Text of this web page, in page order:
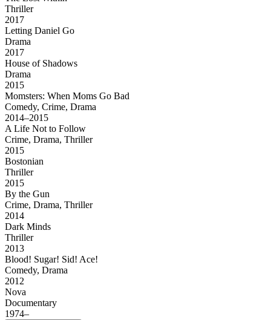
Thriller
2017
Letting Daniel Go
Drama
2017
House of Shadows
Drama
2015
Momsters: When Moms Go Bad
Comedy, Crime, Drama
2014–2015
A Life Not to Follow
Crime, Drama, Thriller
2015
Bostonian
Thriller
2015
By the Gun
Crime, Drama, Thriller
2014
Dark Minds
Thriller
2013
Blood! Sugar! Sid! Ace!
Comedy, Drama
2012
Nova
Documentary
1974–